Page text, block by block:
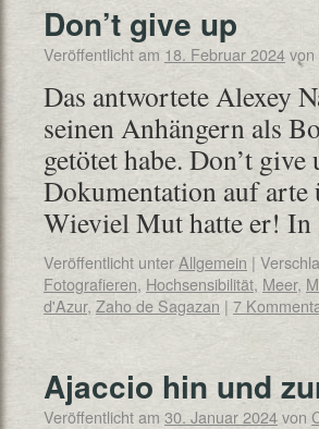
Don’t give up
Veröffentlicht am 18. Februar 2024von
Das antwortete Alexey
seinen Anhängern als
getötet habe. Don’t
Dokumentation auf arte
Wieviel Mut hatte er!
Veröffentlicht unter Allgemein |
Fotografieren, Hochsensibilität, Meer,
d'Azur, Zaho de Sagazan | 7
Ajaccio hin und
Veröffentlicht am 30. Januar 2024von